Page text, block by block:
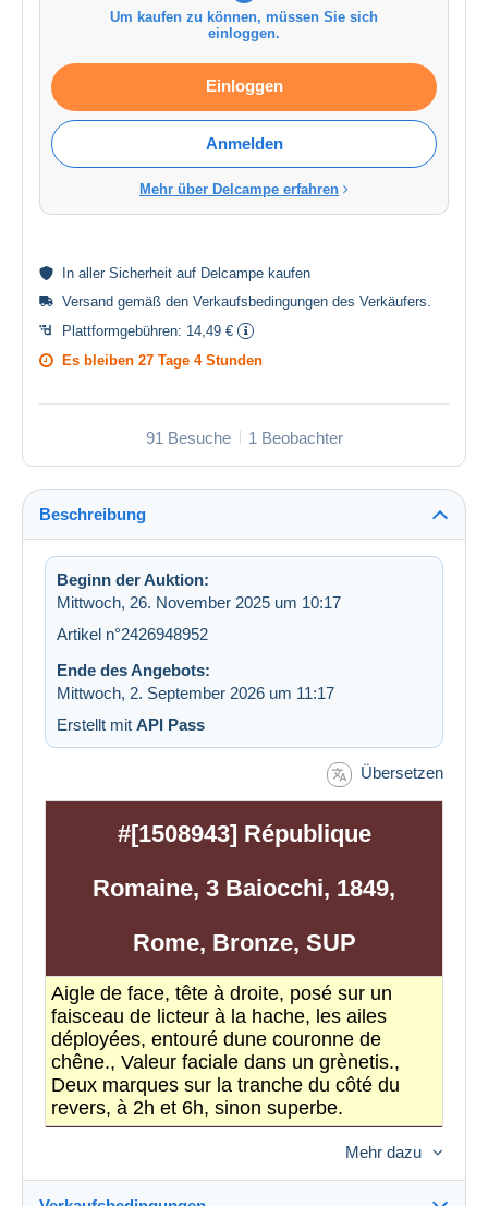
Um kaufen zu können, müssen Sie sich
einloggen.
Einloggen
Anmelden
Mehr über Delcampe erfahren
In aller Sicherheit auf Delcampe kaufen
Versand gemäß den Verkaufsbedingungen des Verkäufers
Plattformgebühren: 14,49 €
Es bleiben 27 Tage 4 Stunden
91 Besuche 1 Beobachter
Beschreibung
Beginn der Auktion:
Mittwoch, 26. November 2025 um 10:17
Artikel n°2426948952
Ende des Angebots:
Mittwoch, 2. September 2026 um 11:17
Erstellt mit API Pass
Übersetzen
#[1508943] République
Romaine, 3 Baiocchi, 1849,
Rome, Bronze, SUP
Aigle de face, tête à droite, posé sur un
faisceau de licteur à la hache, les ailes
déployées, entouré dune couronne de
chêne., Valeur faciale dans un grènetis.,
Deux marques sur la tranche du côté du
revers, à 2h et 6h, sinon superbe.
Pays:République Romaine
Mehr dazu